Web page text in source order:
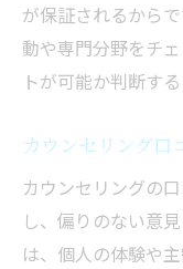
が保証されるから
動や専門分野をチ
トが可能か判断す
カウンセリング口
カウンセリングの
し、偏りのない意
は、個人の体験や